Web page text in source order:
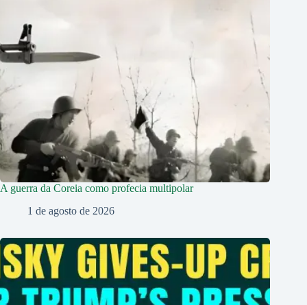
A guerra da Coreia como profecia multipolar
1 de agosto de 2026